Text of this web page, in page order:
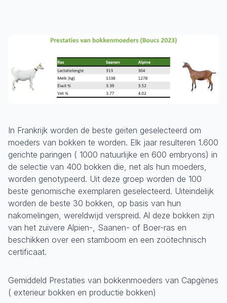
In Frankrijk worden de beste geiten geselecteerd om
moeders van bokken te worden. Elk jaar resulteren 1.600
gerichte paringen ( 1000 natuurlijke en 600 embryons) in
de selectie van 400 bokken die, net als hun moeders,
worden genotypeerd. Uit deze groep worden de 100
beste genomische exemplaren geselecteerd. Uiteindelijk
worden de beste 30 bokken, op basis van hun
nakomelingen, wereldwijd verspreid. Al deze bokken zijn
van het zuivere Alpien-, Saanen- of Boer-ras en
beschikken over een stamboom en een zoötechnisch
certificaat.
Gemiddeld Prestaties van bokkenmoeders van Capgènes
( exterieur bokken en productie bokken)